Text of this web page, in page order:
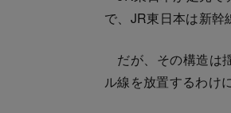
で、JR東日本は新幹
だが、その構造は
ル線を放置するわけ